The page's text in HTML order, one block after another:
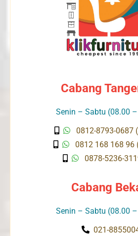
Cabang
Senin – Sabtu (08.00
0812-8793-0687
0812 168 168 96
0878-5236-
Cabang
Senin – Sabtu (08.00
021-